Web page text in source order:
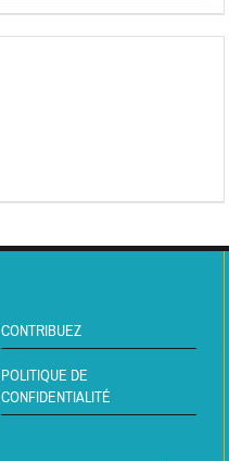
CONTRIBUEZ
POLITIQUE DE
CONFIDENTIALITÉ